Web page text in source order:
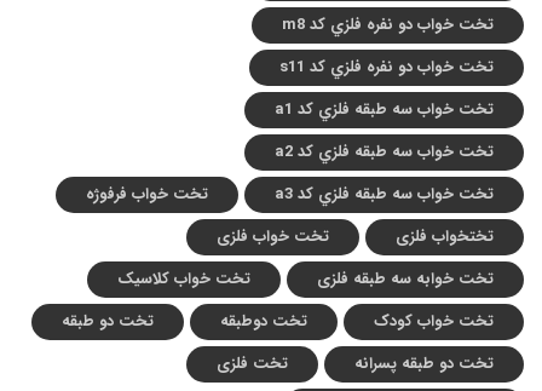
تخت خواب دو نفره فلزي کد m8
تخت خواب دو نفره فلزي کد s11
تخت خواب سه طبقه فلزي کد a1
تخت خواب سه طبقه فلزي کد a2
تخت خواب سه طبقه فلزي کد a3
تخت خواب فرفوژه
تختخواب فلزی
تخت خواب فلزی
تخت خوابه سه طبقه فلزی
تخت خواب کلاسیک
تخت خواب کودک
تخت دوطبقه
تخت دو طبقه
تخت دو طبقه پسرانه
تخت فلزی